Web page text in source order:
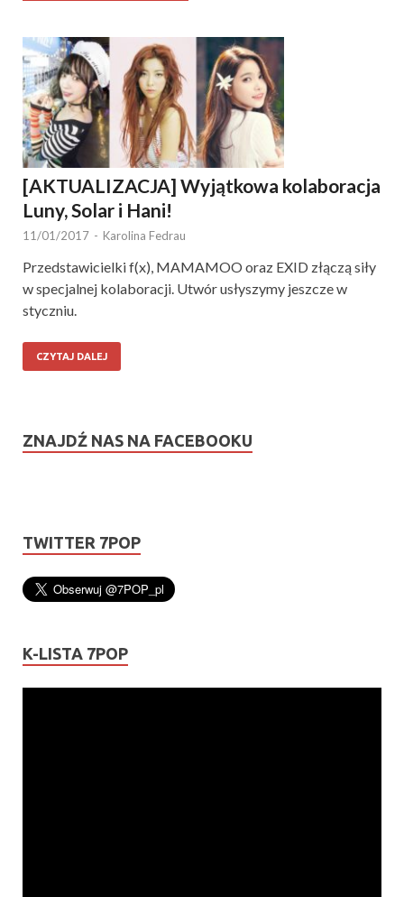
[AKTUALIZACJA] Wyjątkowa kolaboracja
Luny, Solar i Hani!
11/01/2017 - Karolina Fedrau
Przedstawicielki f(x), MAMAMOO oraz EXID złączą siły
w specjalnej kolaboracji. Utwór usłyszymy jeszcze w
styczniu.
CZYTAJ DALEJ
ZNAJDŹ NAS NA FACEBOOKU
TWITTER 7POP
K-LISTA 7POP